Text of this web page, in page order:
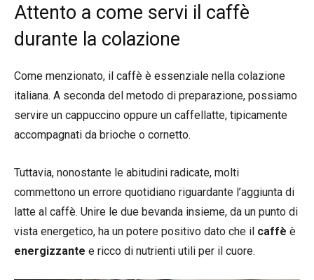
Attento a come servi il caffè
durante la colazione
Come menzionato, il caffè è essenziale nella colazione
italiana. A seconda del metodo di preparazione, possiamo
servire un cappuccino oppure un caffellatte, tipicamente
accompagnati da brioche o cornetto.
Tuttavia, nonostante le abitudini radicate, molti
commettono un errore quotidiano riguardante l’aggiunta di
latte al caffè. Unire le due bevanda insieme, da un punto di
vista energetico, ha un potere positivo dato che il caffè è
energizzante e ricco di nutrienti utili per il cuore.